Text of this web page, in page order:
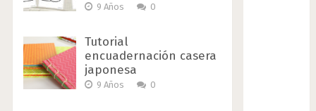
9 Años 0
Tutorial
encuadernación casera
japonesa
9 Años 0